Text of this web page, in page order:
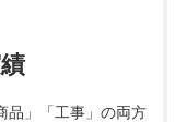
品」「工事」の両方